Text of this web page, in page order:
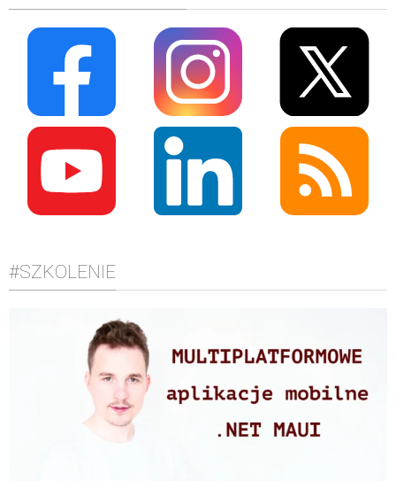
SIECI
WYDARZENIA
BIZNES
PO GODZINACH
KONTAKT
#SZKOLENIE